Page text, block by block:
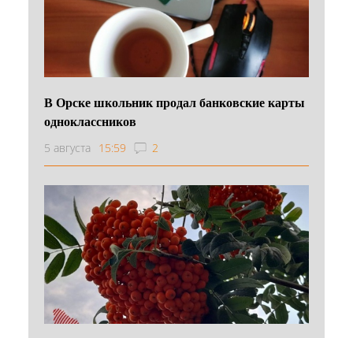
В Орске школьник продал банковские карты
одноклассников
5 августа 15:59 2